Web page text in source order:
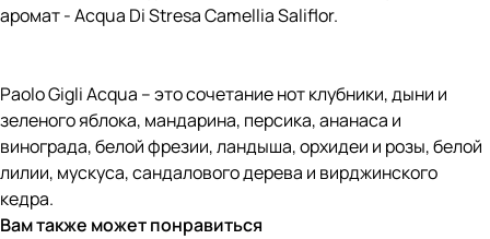
аромат - Acqua Di Stresa Camellia Saliflor.
Paolo Gigli Acqua – это сочетание нот клубники, дыни и
зеленого яблока, мандарина, персика, ананаса и
винограда, белой фрезии, ландыша, орхидеи и розы, белой
лилии, мускуса, сандалового дерева и вирджинского
кедра.
Вам также может понравиться